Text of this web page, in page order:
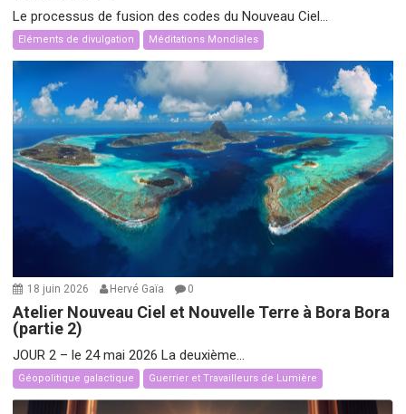
Le processus de fusion des codes du Nouveau Ciel...
Eléments de divulgation Méditations Mondiales
18 juin 2026 Hervé Gaïa 0
Atelier Nouveau Ciel et Nouvelle Terre à Bora Bora
(partie 2)
JOUR 2 – le 24 mai 2026 La deuxième...
Géopolitique galactique Guerrier et Travailleurs de Lumière